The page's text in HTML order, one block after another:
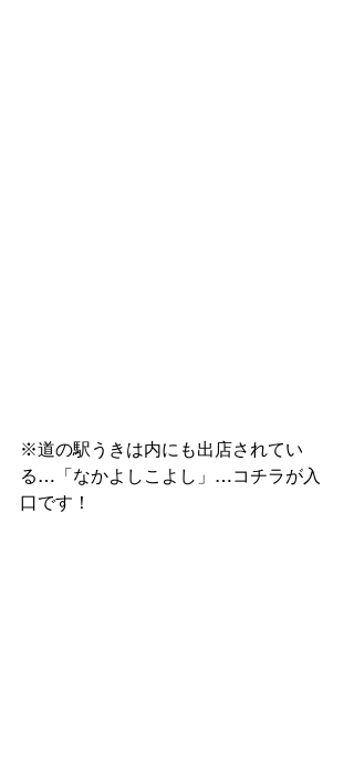
※道の駅うきは内にも出店されてい
る…「なかよしこよし」…コチラが入
口です！